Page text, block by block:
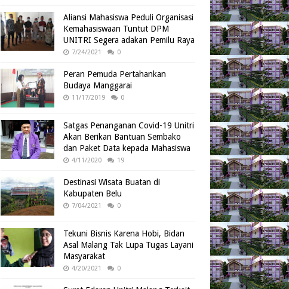
Aliansi Mahasiswa Peduli Organisasi
Kemahasiswaan Tuntut DPM
UNITRI Segera adakan Pemilu Raya
7/24/2021 0
Peran Pemuda Pertahankan
Budaya Manggarai
11/17/2019 0
Satgas Penanganan Covid-19 Unitri
Akan Berikan Bantuan Sembako
dan Paket Data kepada Mahasiswa
4/11/2020 19
Destinasi Wisata Buatan di
Kabupaten Belu
7/04/2021 0
Tekuni Bisnis Karena Hobi, Bidan
Asal Malang Tak Lupa Tugas Layani
Masyarakat
4/20/2021 0